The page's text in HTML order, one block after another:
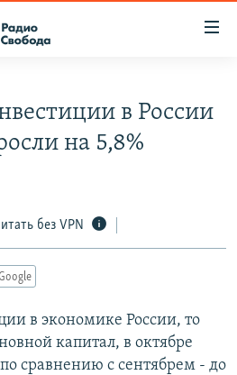
в России
на 5,8%
без VPN
в экономике России, то
капитал, в октябре
сравнению с сентябрем - до